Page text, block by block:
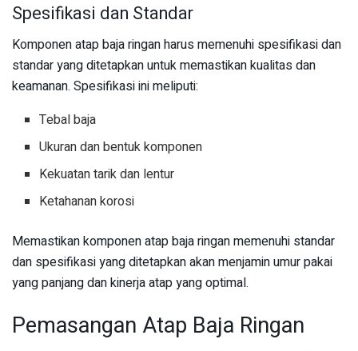
Spesifikasi dan Standar
Komponen atap baja ringan harus memenuhi spesifikasi dan
standar yang ditetapkan untuk memastikan kualitas dan
keamanan. Spesifikasi ini meliputi:
Tebal baja
Ukuran dan bentuk komponen
Kekuatan tarik dan lentur
Ketahanan korosi
Memastikan komponen atap baja ringan memenuhi standar
dan spesifikasi yang ditetapkan akan menjamin umur pakai
yang panjang dan kinerja atap yang optimal.
Pemasangan Atap Baja Ringan